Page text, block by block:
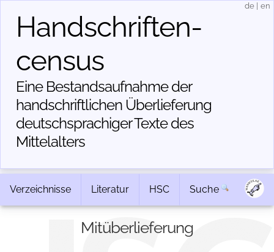
Handschriften­
census
Eine Bestandsaufnahme der
handschriftlichen Über­lieferung
deutschsprachiger Texte des
Mittelalters
de en
Verzeichnisse Literatur HSC Suche
Mitüberlieferung